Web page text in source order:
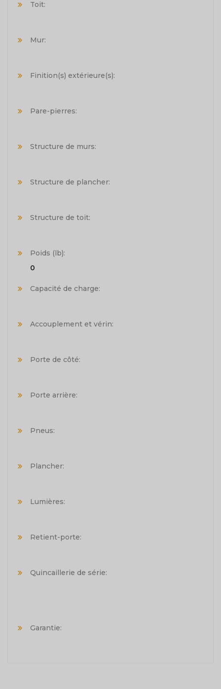
Toit:
Mur:
Finition(s) extérieure(s):
Pare-pierres:
Structure de murs:
Structure de plancher:
Structure de toit:
Poids (lb):
0
Capacité de charge:
Accouplement et vérin:
Porte de côté:
Porte arrière:
Pneus:
Plancher:
Lumières:
Retient-porte:
Quincaillerie de série:
Garantie: